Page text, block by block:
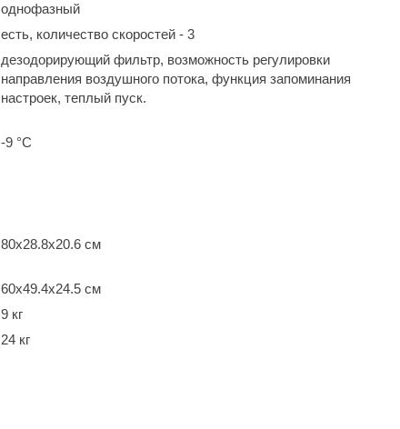
однофазный
есть, количество скоростей - 3
дезодорирующий фильтр, возможность регулировки
направления воздушного потока, функция запоминания
настроек, теплый пуск.
-9 °С
80x28.8x20.6 см
60x49.4x24.5 см
9 кг
24 кг